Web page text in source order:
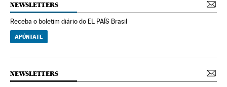
NEWSLETTERS
Receba o boletim diário do EL PAÍS Brasil
APÚNTATE
NEWSLETTERS